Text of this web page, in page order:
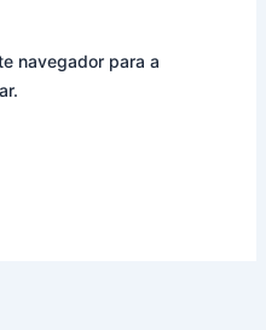
navegador para a